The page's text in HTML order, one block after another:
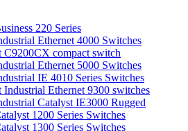
220 Series
Ethernet 4000 Switches
C9200CX compact switch
Ethernet 5000 Switches
IE 4010 Series Switches
Industrial Ethernet 9300 switches
Catalyst IE3000 Rugged
1200 Series Switches
1300 Series Switches